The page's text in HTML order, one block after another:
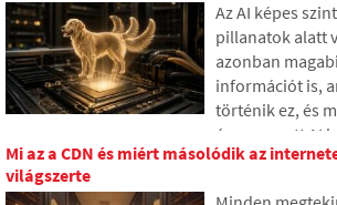
Az AI képes
pillanatok alatt
azonban
információt is,
történik ez, és
úgynevezett AI
cikkben
Mi az a CDN és miért másolódik az
világszerte